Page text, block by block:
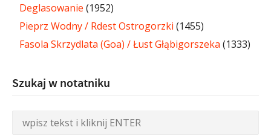
Deglasowanie (1952)
Pieprz Wodny / Rdest Ostrogorzki (1455)
Fasola Skrzydlata (Goa) / Łust Głąbigorszeka (1333)
Szukaj w notatniku